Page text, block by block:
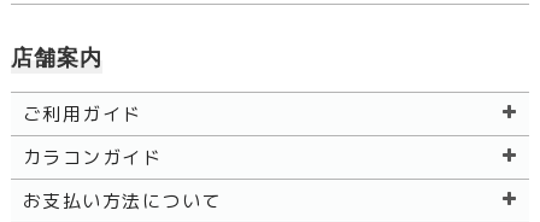
店舗案内
ご利用ガイド
カラコンガイド
お支払い方法について